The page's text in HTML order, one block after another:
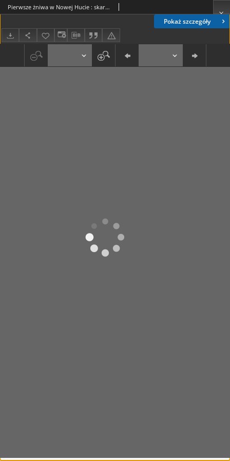
Pokaż szczegóły
Pierwsze żniwa w Nowej Hucie : skarby Nowohuckiego Oddziału Muzeum Archeologicznego (21)